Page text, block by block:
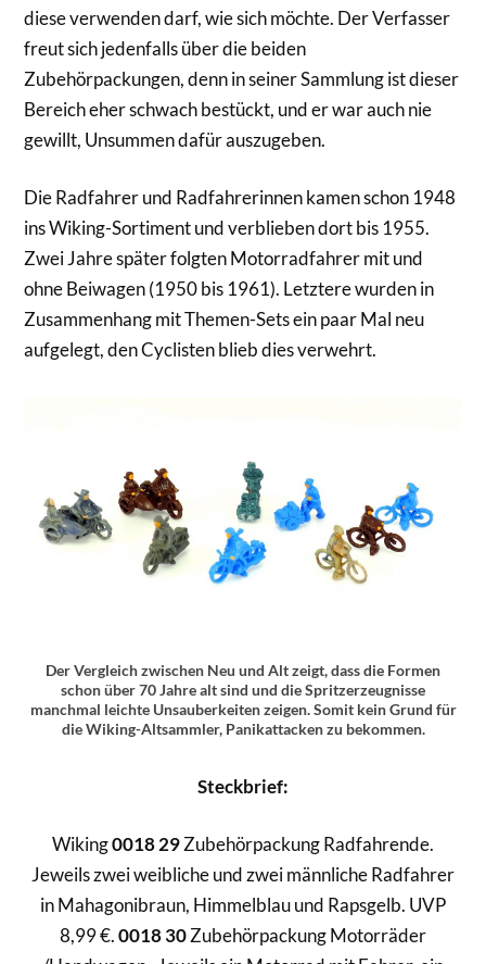
diese verwenden darf, wie sich möchte. Der Verfasser
freut sich jedenfalls über die beiden
Zubehörpackungen, denn in seiner Sammlung ist dieser
Bereich eher schwach bestückt, und er war auch nie
gewillt, Unsummen dafür auszugeben.
Die Radfahrer und Radfahrerinnen kamen schon 1948
ins Wiking-Sortiment und verblieben dort bis 1955.
Zwei Jahre später folgten Motorradfahrer mit und
ohne Beiwagen (1950 bis 1961). Letztere wurden in
Zusammenhang mit Themen-Sets ein paar Mal neu
aufgelegt, den Cyclisten blieb dies verwehrt.
Der Vergleich zwischen Neu und Alt zeigt, dass die Formen
schon über 70 Jahre alt sind und die Spritzerzeugnisse
manchmal leichte Unsauberkeiten zeigen. Somit kein Grund für
die Wiking-Altsammler, Panikattacken zu bekommen.
Steckbrief:
Wiking0018 29Zubehörpackung Radfahrende.
Jeweils zwei weibliche und zwei männliche Radfahrer
in Mahagonibraun, Himmelblau und Rapsgelb. UVP
8,99 €.0018 30Zubehörpackung Motorräder